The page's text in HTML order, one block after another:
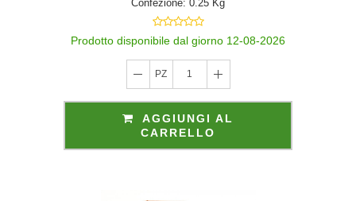
Confezione: 0.25 Kg
Prodotto disponibile dal giorno 12-08-2026
PZ 1
AGGIUNGI AL
CARRELLO